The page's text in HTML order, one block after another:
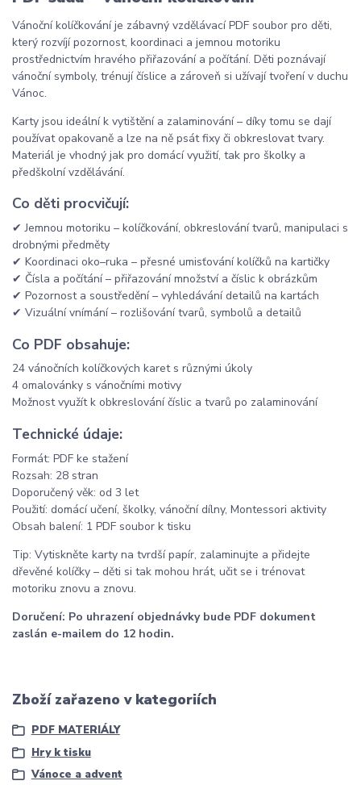
Vánoční kolíčkování je zábavný vzdělávací PDF soubor pro děti,
který rozvíjí pozornost, koordinaci a jemnou motoriku
prostřednictvím hravého přiřazování a počítání. Děti poznávají
vánoční symboly, trénují číslice a zároveň si užívají tvoření v duchu
Vánoc.
Karty jsou ideální k vytištění a zalaminování – díky tomu se dají
používat opakovaně a lze na ně psát fixy či obkreslovat tvary.
Materiál je vhodný jak pro domácí využití, tak pro školky a
předškolní vzdělávání.
Co děti procvičují:
✔ Jemnou motoriku – kolíčkování, obkreslování tvarů, manipulaci s
drobnými předměty
✔ Koordinaci oko–ruka – přesné umisťování kolíčků na kartičky
✔ Čísla a počítání – přiřazování množství a číslic k obrázkům
✔ Pozornost a soustředění – vyhledávání detailů na kartách
✔ Vizuální vnímání – rozlišování tvarů, symbolů a detailů
Co PDF obsahuje:
24 vánočních kolíčkových karet s různými úkoly
4 omalovánky s vánočními motivy
Možnost využít k obkreslování číslic a tvarů po zalaminování
Technické údaje:
Formát: PDF ke stažení
Rozsah: 28 stran
Doporučený věk: od 3 let
Použití: domácí učení, školky, vánoční dílny, Montessori aktivity
Obsah balení: 1 PDF soubor k tisku
Tip: Vytiskněte karty na tvrdší papír, zalaminujte a přidejte
dřevěné kolíčky – děti si tak mohou hrát, učit se i trénovat
motoriku znovu a znovu.
Doručení: Po uhrazení objednávky bude PDF dokument
zaslán e-mailem do 12 hodin.
Zboží zařazeno v kategoriích
PDF MATERIÁLY
Hry k tisku
Vánoce a advent